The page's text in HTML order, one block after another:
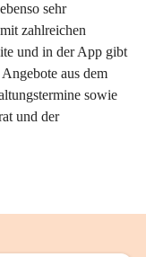
sehr
zahlreichen
und in der App gibt
aus dem
sowie
und der